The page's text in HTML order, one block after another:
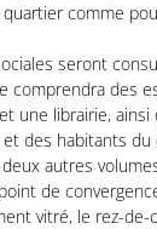
comme
seront
des
une librairie,
des habitants du
autres
de
vitré, le rez-